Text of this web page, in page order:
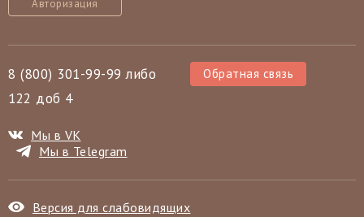
Авторизация
8 (800) 301-99-99 либо
122 доб 4
Обратная связь
Мы в VK
Мы в Telegram
Версия для слабовидящих